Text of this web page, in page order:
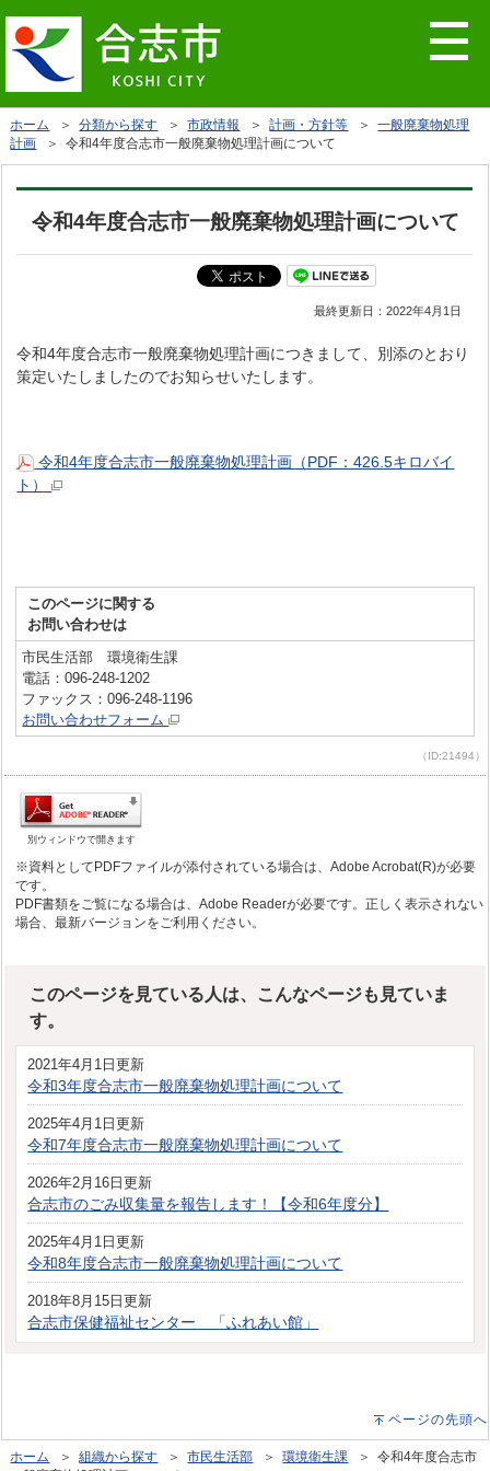
ホーム ＞分類から探す ＞市政情報 ＞計画・方針等 ＞一般廃棄物処理
計画 ＞ 令和4年度合志市一般廃棄物処理計画について
令和4年度合志市一般廃棄物処理計画について
最終更新日：2022年4月1日
令和4年度合志市一般廃棄物処理計画につきまして、別添のとおり
策定いたしましたのでお知らせいたします。
令和4年度合志市一般廃棄物処理計画（PDF：426.5キロバイ
ト）
このページに関する
お問い合わせは
市民生活部 環境衛生課
電話：096-248-1202
ファックス：096-248-1196
お問い合わせフォーム
（ID:21494）
別ウィンドウで開きます
※資料としてPDFファイルが添付されている場合は、Adobe Acrobat(R)が必要
です。
PDF書類をご覧になる場合は、Adobe Readerが必要です。正しく表示されない
場合、最新バージョンをご利用ください。
このページを見ている人は、こんなページも見ていま
す。
2021年4月1日更新
令和3年度合志市一般廃棄物処理計画について
2025年4月1日更新
令和7年度合志市一般廃棄物処理計画について
2026年2月16日更新
合志市のごみ収集量を報告します！【令和6年度分】
2025年4月1日更新
令和8年度合志市一般廃棄物処理計画について
2018年8月15日更新
合志市保健福祉センター 「ふれあい館」
ページの先頭へ
ホーム ＞組織から探す ＞市民生活部 ＞環境衛生課 ＞ 令和4年度合志市